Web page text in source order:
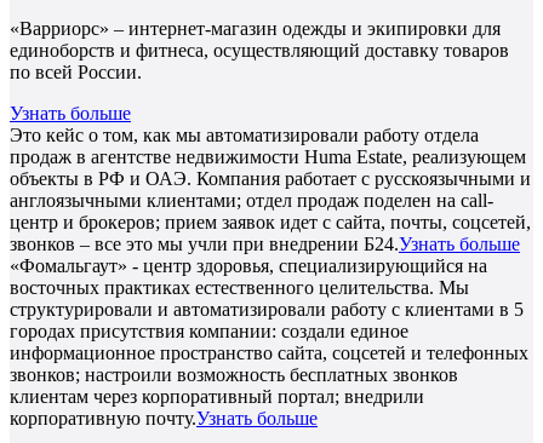
«Варриорс» – интернет-магазин одежды и экипировки для
единоборств и фитнеса, осуществляющий доставку товаров
по всей России.
Узнать больше
Это кейс о том, как мы автоматизировали работу отдела
продаж в агентстве недвижимости Huma Estate, реализующем
объекты в РФ и ОАЭ. Компания работает с русскоязычными и
англоязычными клиентами; отдел продаж поделен на call-
центр и брокеров; прием заявок идет с сайта, почты, соцсетей,
звонков – все это мы учли при внедрении Б24.Узнать больше
«Фомальгаут» - центр здоровья, специализирующийся на
восточных практиках естественного целительства. Мы
структурировали и автоматизировали работу с клиентами в 5
городах присутствия компании: создали единое
информационное пространство сайта, соцсетей и телефонных
звонков; настроили возможность бесплатных звонков
клиентам через корпоративный портал; внедрили
корпоративную почту.Узнать больше